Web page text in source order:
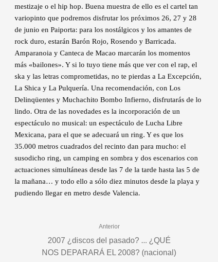
mestizaje o el hip hop. Buena muestra de ello es el cartel tan
variopinto que podremos disfrutar los próximos 26, 27 y 28
de junio en Paiporta: para los nostálgicos y los amantes de
rock duro, estarán Barón Rojo, Rosendo y Barricada.
Amparanoia y Canteca de Macao marcarán los momentos
más «bailones». Y si lo tuyo tiene más que ver con el rap, el
ska y las letras comprometidas, no te pierdas a La Excepción,
La Shica y La Pulquería. Una recomendación, con Los
Delinqüentes y Muchachito Bombo Infierno, disfrutarás de lo
lindo. Otra de las novedades es la incorporación de un
espectáculo no musical: un espectáculo de Lucha Libre
Mexicana, para el que se adecuará un ring. Y es que los
35.000 metros cuadrados del recinto dan para mucho: el
susodicho ring, un camping en sombra y dos escenarios con
actuaciones simultáneas desde las 7 de la tarde hasta las 5 de
la mañana… y todo ello a sólo diez minutos desde la playa y
pudiendo llegar en metro desde Valencia.
Anterior
2007 ¿discos del pasado? ... ¿QUÉ
NOS DEPARARÁ EL 2008? (nacional)